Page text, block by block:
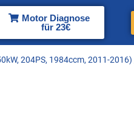
Motor Diagnose
für 23€
204PS, 1984ccm, 2011-2016)